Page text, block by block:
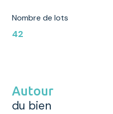
Nombre de lots
42
Autour
du bien